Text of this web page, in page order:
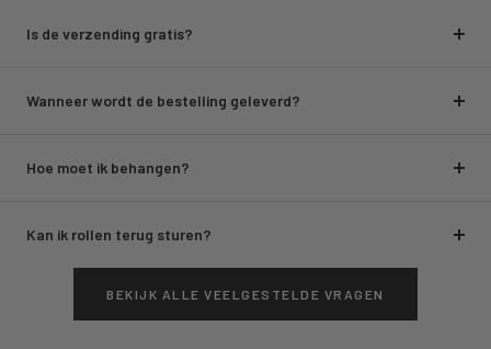
Is de verzending gratis?
Wanneer wordt de bestelling geleverd?
Hoe moet ik behangen?
Kan ik rollen terug sturen?
BEKIJK ALLE VEELGESTELDE VRAGEN